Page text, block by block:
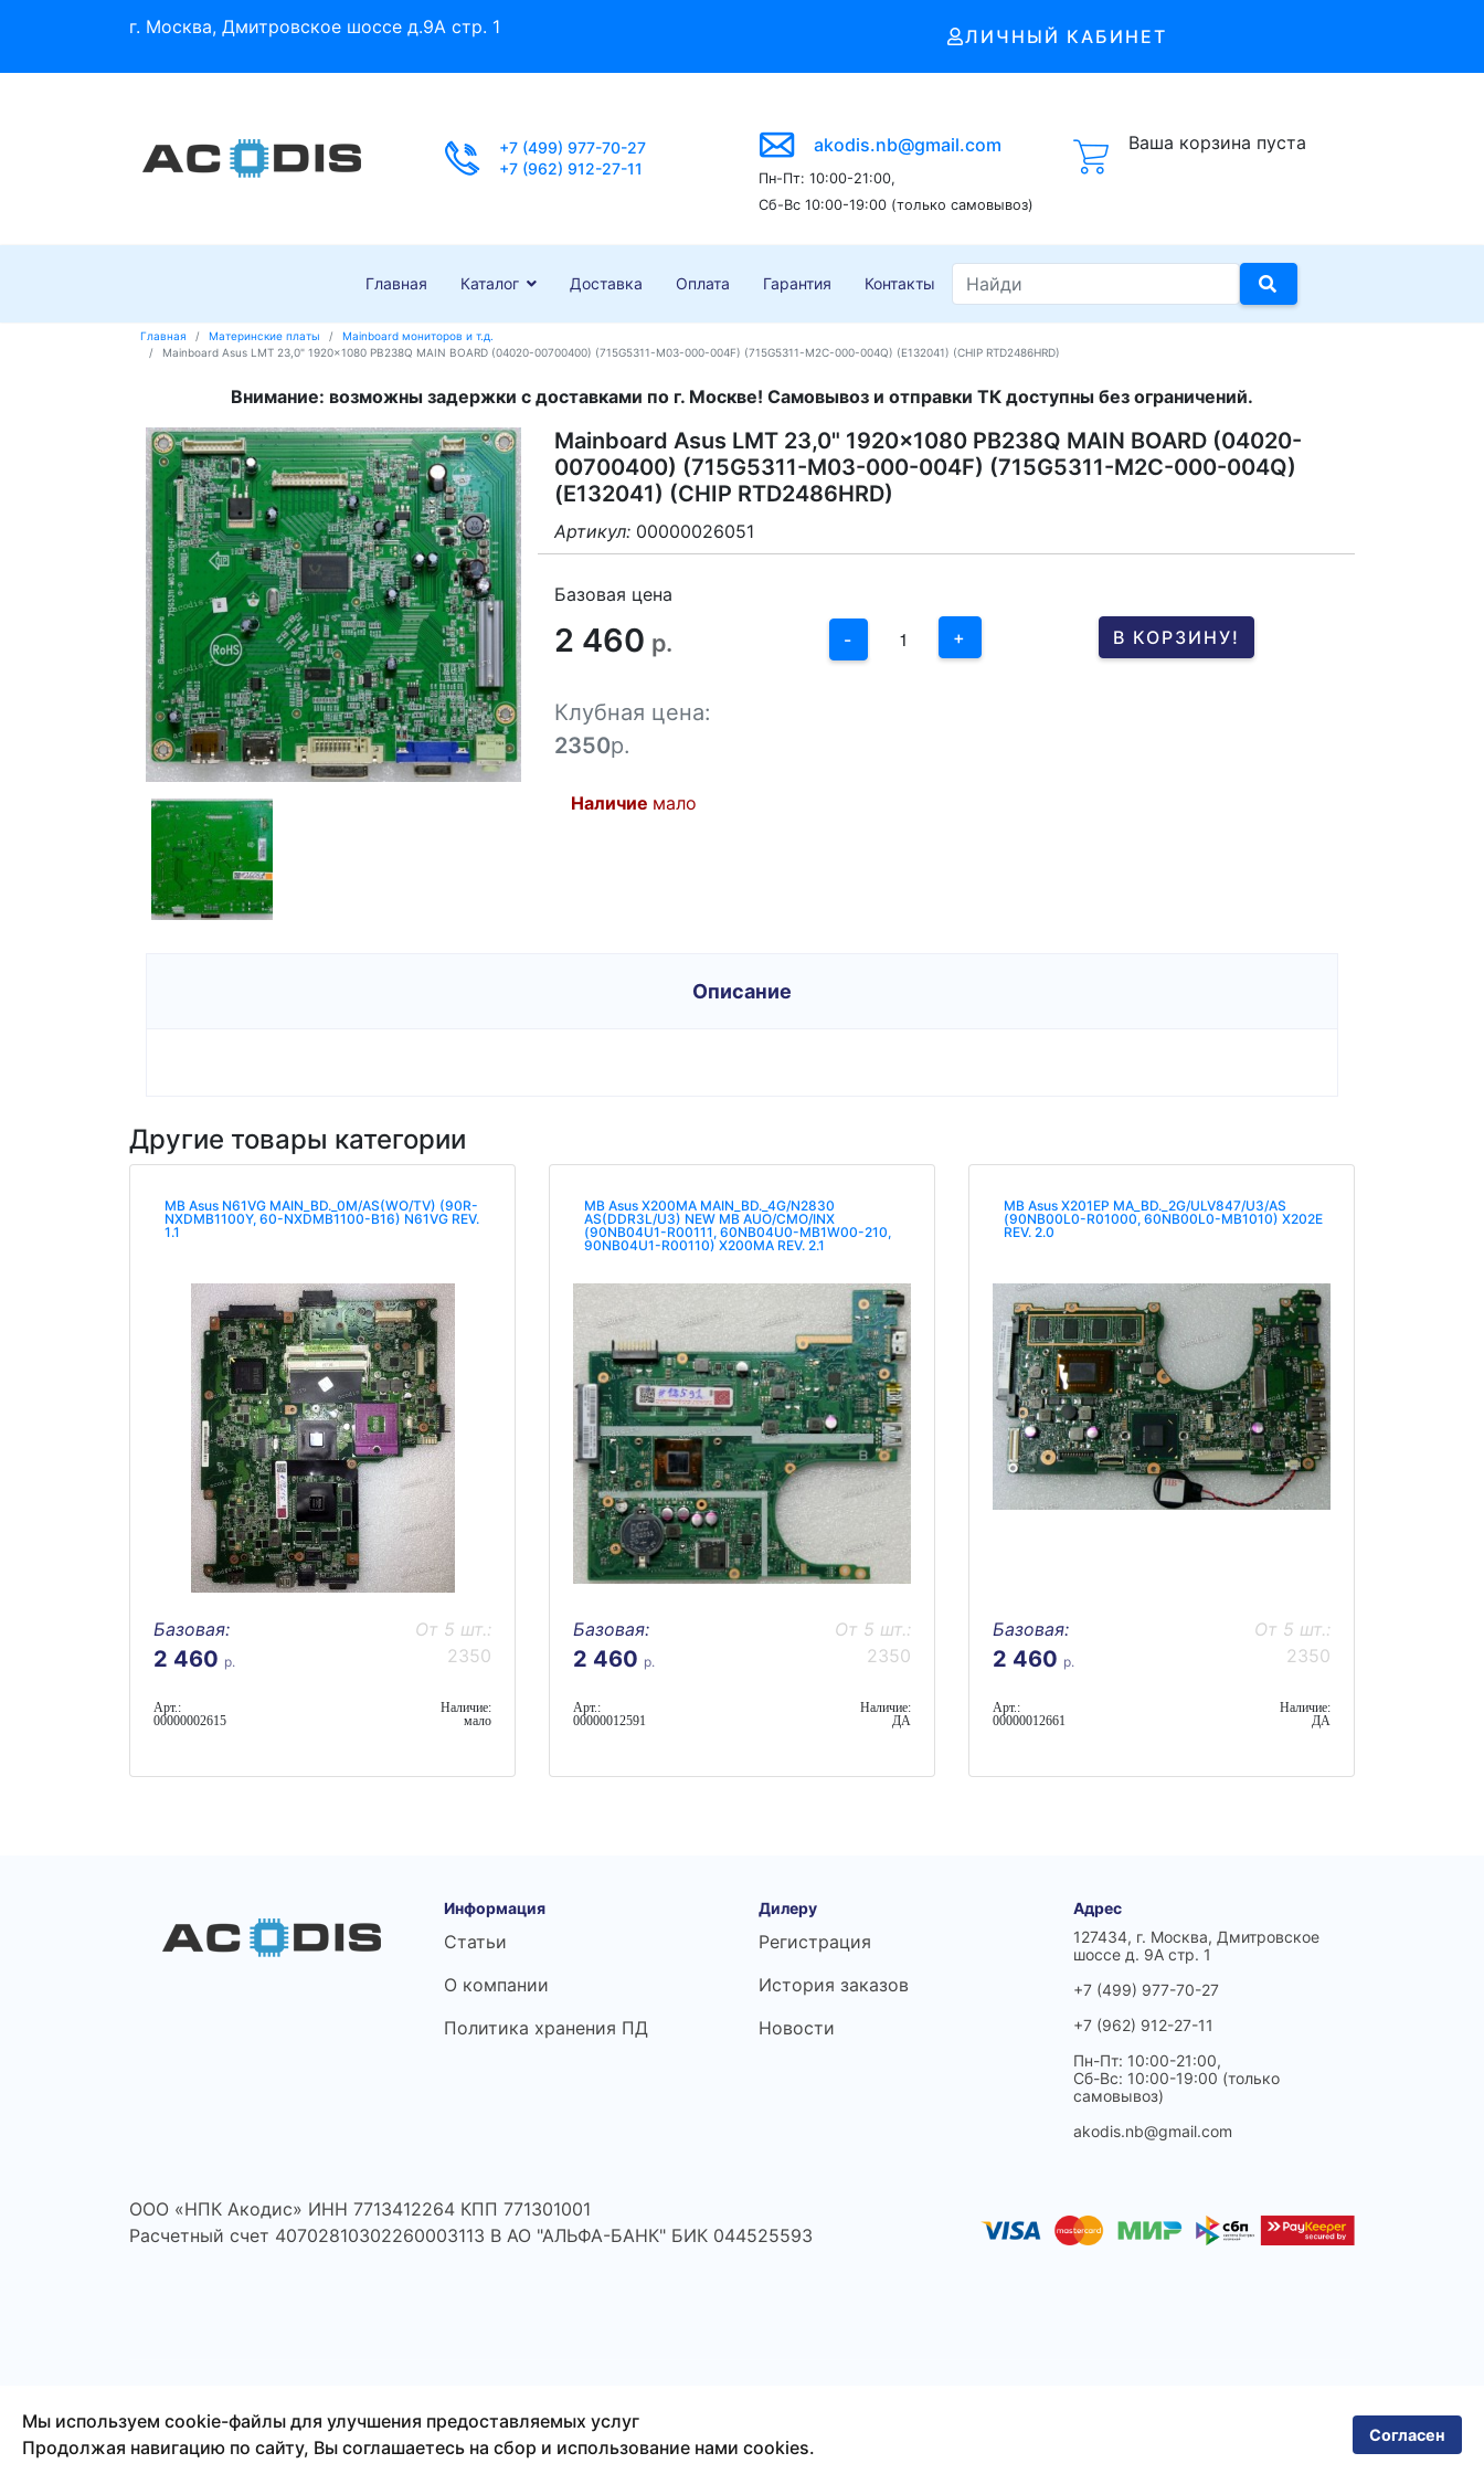
г. Москва, Дмитровское шоссе д.9А стр. 1 ЛИЧНЫЙ КАБИНЕТ
+7 (499) 977-70-27
+7 (962) 912-27-11
akodis.nb@gmail.com
Пн-Пт: 10:00-21:00,
Сб-Вс 10:00-19:00 (только самовывоз)
Ваша корзина пуста
Главная Каталог Доставка Оплата Гарантия Контакты
Главная Материнские платы
Mainboard мониторов и т.д.
Mainboard Asus LMT 23,0" 1920x1080 PB238Q MAIN BOARD (04020-00700400) (715G5311-M03-000-004F) (715G5311-M2C-000-004Q) (E132041) (CHIP RTD2486HRD)
Внимание: возможны задержки с доставками по г. Москве! Самовывоз и отправки ТК доступны без ограничений.
Mainboard Asus LMT 23,0" 1920x1080 PB238Q MAIN BOARD (04020-
00700400) (715G5311-M03-000-004F) (715G5311-M2C-000-004Q)
(E132041) (CHIP RTD2486HRD)
Артикул: 00000026051
Базовая цена
2 460 р. -
3
1
+ В КОРЗИНУ!
Клубная цена:
2350р.
Наличие мало
Описание
Другие товары категории
MB Asus N61VG MAIN_BD._0M/AS(WO/TV) (90R-
NXDMB1100Y, 60-NXDMB1100-B16) N61VG REV.
1.1
Базовая:
2 460 р.
От 5 шт.:
2350
Арт.:
00000002615
Наличие:
мало
MB Asus X200MA MAIN_BD._4G/N2830
AS(DDR3L/U3) NEW MB AUO/CMO/INX
(90NB04U1-R00111, 60NB04U0-MB1W00-210,
90NB04U1-R00110) X200MA REV. 2.1
Базовая:
2 460 р.
От 5 шт.:
2350
Арт.:
00000012591
Наличие:
ДА
MB Asus X201EP MA_BD._2G/ULV847/U3/AS
(90NB00L0-R01000, 60NB00L0-MB1010) X202E
REV. 2.0
Базовая:
2 460 р.
От 5 шт.:
2350
Арт.:
00000012661
Наличие:
ДА
Информация
Статьи
О компании
Политика хранения ПД
Дилеру
Регистрация
История заказов
Новости
Адрес
127434, г. Москва, Дмитровское
шоссе д. 9А стр. 1
+7 (499) 977-70-27
+7 (962) 912-27-11
Пн-Пт: 10:00-21:00,
Сб-Вс: 10:00-19:00 (только
самовывоз)
akodis.nb@gmail.com
ООО «НПК Акодис» ИНН 7713412264 КПП 771301001
Расчетный счет 40702810302260003113 В АО "АЛЬФА-БАНК" БИК 044525593
планшетов и другой техники.
Мы используем cookie-файлы для улучшения предоставляемых услуг
Продолжая навигацию по сайту, Вы соглашаетесь на сбор и использование нами cookies.
Согласен